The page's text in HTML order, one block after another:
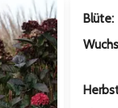
Blüte: